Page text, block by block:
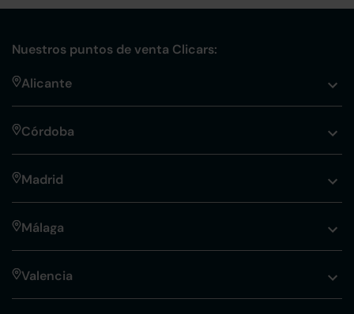
Nuestros puntos de venta Clicars:
Alicante
Córdoba
Madrid
Málaga
Valencia